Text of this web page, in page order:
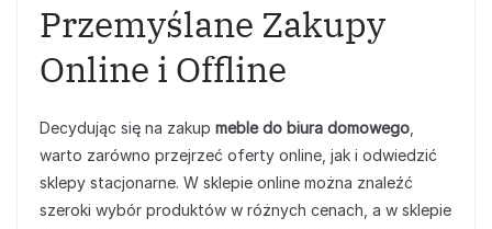
Przemyślane Zakupy
Online i Offline
Decydując się na zakup meble do biura domowego
warto zarówno przejrzeć oferty online, jak i odwiedzić
sklepy stacjonarne. W sklepie online można znaleźć
szeroki wybór produktów w różnych cenach, a w sklepie